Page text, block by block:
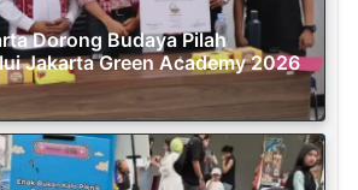
Dorong Budaya Pilah
Jakarta Green Academy 2026